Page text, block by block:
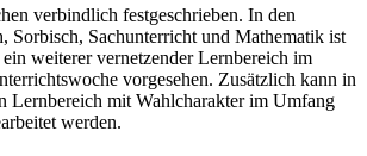
verbindlich festgeschrieben. In den
Sorbisch, Sachunterricht und Mathematik ist
weiterer vernetzender Lernbereich im
vorgesehen. Zusätzlich kann in
Lernbereich mit Wahlcharakter im Umfang
werden.